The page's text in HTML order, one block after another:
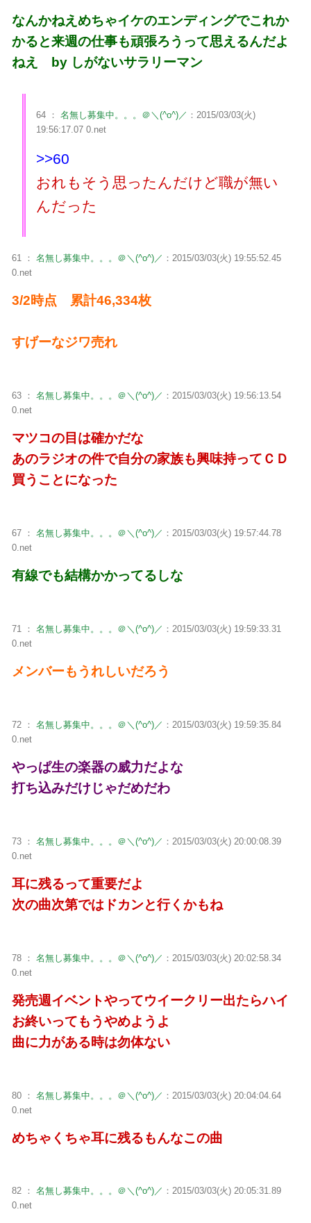
なんかねえめちゃイケのエンディングでこれか
かると来週の仕事も頑張ろうって思えるんだよ
ねえ by しがないサラリーマン
64 ： 名無し募集中。。。＠＼(^o^)／ ：2015/03/03(火)
19:56:17.07 0.net
>>60
おれもそう思ったんだけど職が無い
んだった
61 ： 名無し募集中。。。＠＼(^o^)／ ：2015/03/03(火) 19:55:52.45
0.net
3/2時点 累計46,334枚
すげーなジワ売れ
63 ： 名無し募集中。。。＠＼(^o^)／ ：2015/03/03(火) 19:56:13.54
0.net
マツコの目は確かだな
あのラジオの件で自分の家族も興味持ってＣＤ
買うことになった
67 ： 名無し募集中。。。＠＼(^o^)／ ：2015/03/03(火) 19:57:44.78
0.net
有線でも結構かかってるしな
71 ： 名無し募集中。。。＠＼(^o^)／ ：2015/03/03(火) 19:59:33.31
0.net
メンバーもうれしいだろう
72 ： 名無し募集中。。。＠＼(^o^)／ ：2015/03/03(火) 19:59:35.84
0.net
やっぱ生の楽器の威力だよな
打ち込みだけじゃだめだわ
73 ： 名無し募集中。。。＠＼(^o^)／ ：2015/03/03(火) 20:00:08.39
0.net
耳に残るって重要だよ
次の曲次第ではドカンと行くかもね
78 ： 名無し募集中。。。＠＼(^o^)／ ：2015/03/03(火) 20:02:58.34
0.net
発売週イベントやってウイークリー出たらハイ
お終いってもうやめようよ
曲に力がある時は勿体ない
80 ： 名無し募集中。。。＠＼(^o^)／ ：2015/03/03(火) 20:04:04.64
0.net
めちゃくちゃ耳に残るもんなこの曲
82 ： 名無し募集中。。。＠＼(^o^)／ ：2015/03/03(火) 20:05:31.89
0.net